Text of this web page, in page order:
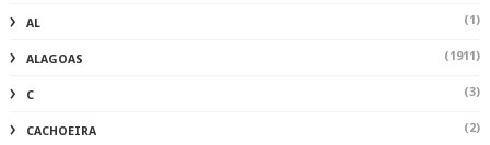
AL (1)
ALAGOAS (1911)
C (3)
CACHOEIRA (2)